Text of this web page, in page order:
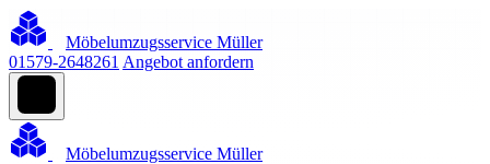
Möbelumzugsservice Müller
01579-2648261 Angebot anfordern
Möbelumzugsservice Müller